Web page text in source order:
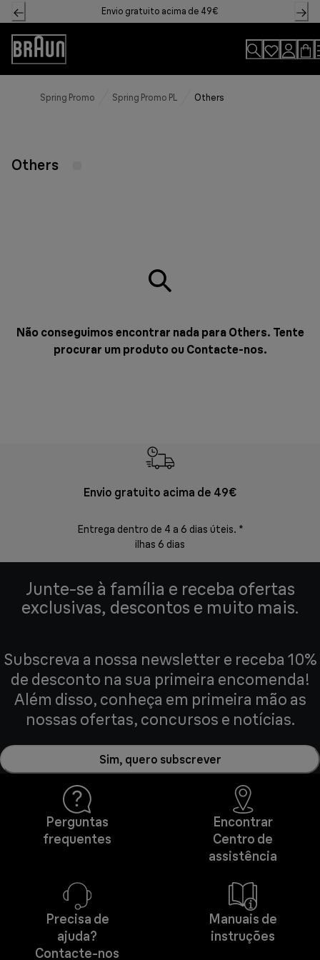
Skip
to
Content
Envio gratuito acima de 49€
Declaração
de
acessibilidade
Spring Promo Spring Promo PL Others
Others
Não conseguimos encontrar nada para Others. Tente
procurar um produto ou Contacte-nos.
Envio gratuito acima de 49€
Entrega dentro de 4 a 6 dias úteis. *
ilhas 6 dias
Junte-se à família e receba ofertas
exclusivas, descontos e muito mais.
Subscreva a nossa newsletter e receba 10%
de desconto na sua primeira encomenda!
Além disso, conheça em primeira mão as
nossas ofertas, concursos e notícias.
Sim, quero subscrever
Perguntas
frequentes
Encontrar
Centro de
assistência
Precisa de
ajuda?
Contacte-nos
Manuais de
instruções